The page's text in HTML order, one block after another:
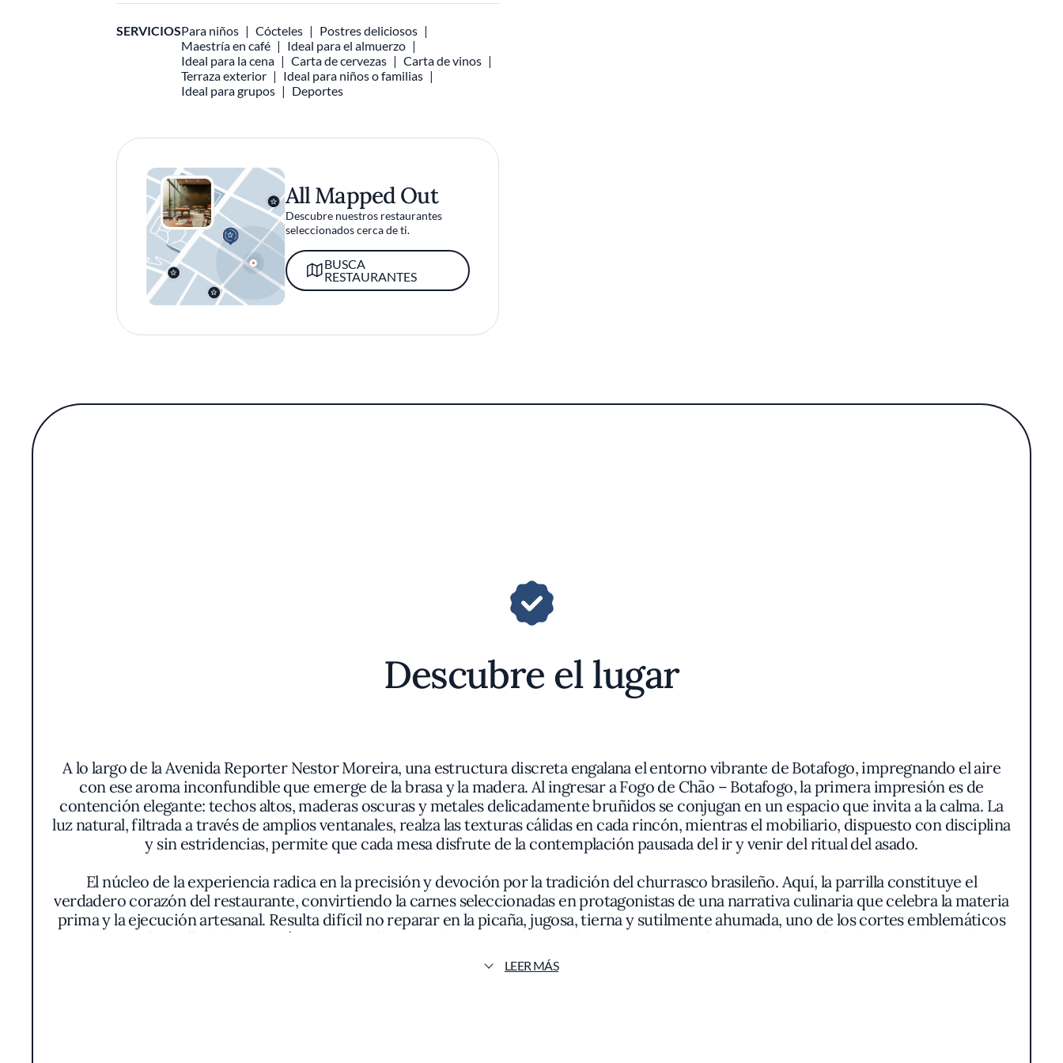
SERVICIOSPara niños Cócteles
Postres deliciosos
Maestría en café
Ideal para el almuerzo
Ideal para la cena
Carta de cervezas
Carta de vinos
Terraza exterior
Ideal para niños o familias
Ideal para grupos
Deportes
All Mapped Out
Descubre nuestros restaurantes
seleccionados cerca de ti.
BUSCA
RESTAURANTES
Descubre el lugar
A lo largo de la Avenida Reporter Nestor Moreira, una estructura discreta engalana el entorno vibrante de Botafogo, impregnando el aire
con ese aroma inconfundible que emerge de la brasa y la madera. Al ingresar a Fogo de Chão – Botafogo, la primera impresión es de
contención elegante: techos altos, maderas oscuras y metales delicadamente bruñidos se conjugan en un espacio que invita a la calma. La
luz natural, filtrada a través de amplios ventanales, realza las texturas cálidas en cada rincón, mientras el mobiliario, dispuesto con disciplina
y sin estridencias, permite que cada mesa disfrute de la contemplación pausada del ir y venir del ritual del asado.
El núcleo de la experiencia radica en la precisión y devoción por la tradición del churrasco brasileño. Aquí, la parrilla constituye el
verdadero corazón del restaurante, convirtiendo la carnes seleccionadas en protagonistas de una narrativa culinaria que celebra la materia
prima y la ejecución artesanal. Resulta difícil no reparar en la picaña, jugosa, tierna y sutilmente ahumada, uno de los cortes emblemáticos
que define la filosofía del lugar: máxima atención al producto y respeto por los valores gastronómicos de la región. El costillar de cordero y
los cortes de cerdo, dorados hasta alcanzar una corteza crujiente, demuestran la orientación del chef, basada en un minimalismo atento
que privilegia el sabor natural y la textura perfecta antes que la ornamentación.
LEER MÁS